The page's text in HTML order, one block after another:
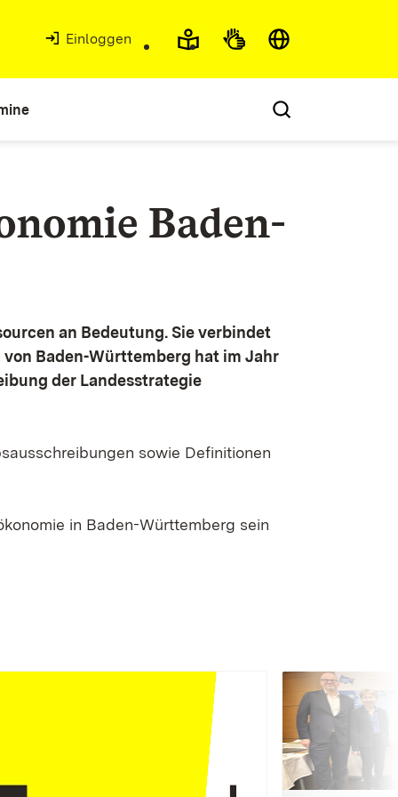
Einloggen
Baden-
an Bedeutung. Sie verbindet
Baden-Württemberg hat im Jahr
der Landesstrategie
sowie Definitionen
in Baden-Württemberg sein